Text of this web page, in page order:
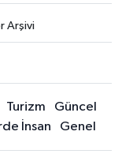
Arşivi
Turizm
Güncel
İnsan Genel